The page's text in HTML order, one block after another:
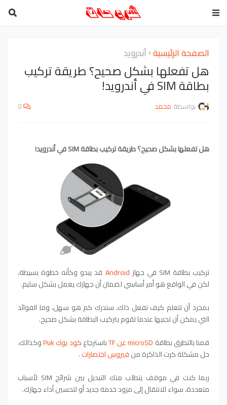
الصفحة الرئيسية أندرويد
هل تفعلها بشكل صحيح؟ طريقة تركيب
بطاقة SIM في أندرويد!
بواسطة محمد 0
هل تفعلها بشكل صحيح؟ طريقة تركيب بطاقة SIM في أندرويد!
تركيب بطاقة SIM في جهاز Android قد يبدو وكأنه خطوة بسيطة،
لكن في الواقع هو أمر أساسي لضمان أن جهازك يعمل بشكل سليم.
بمجرد أن تتعلم كيف تفعل ذلك، ستدرك كم هو سهل، وما الفوائد
التي يمكن أن تجنيها عندما تقوم بتركيب البطاقة بشكل صحيح.
قمنا بالتطرقبطاقة microSD عن TF باسترجاعكود بوك Puk
وكذالك،
حل مشكلة كرت الذاكرة منفيروس اختصارات.
ربما كنت في موقف يتطلب منك التبديل بين شرائح SIM لأسباب
متعددة، سواء للانتقال إلى مزود خدمة جديد أو لتحسين أداء جهازك.